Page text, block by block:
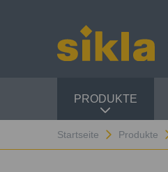
PRODUKTE
Startseite Produkte